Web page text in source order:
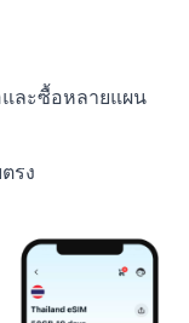
และซื้อหลายแผน
รง